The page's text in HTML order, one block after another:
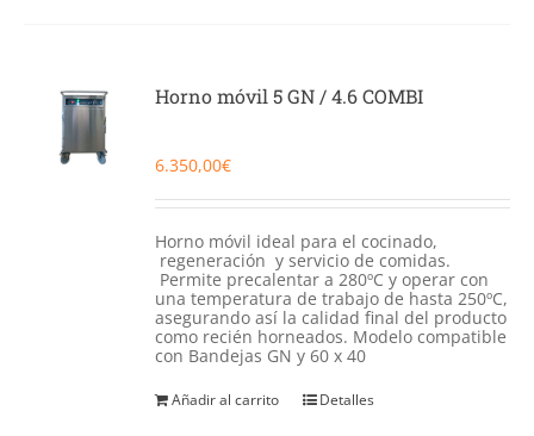
Horno móvil 5 GN / 4.6 COMBI
6.350,00€
Horno móvil ideal para el cocinado,
regeneración y servicio de comidas.
Permite precalentar a 280ºC y operar con
una temperatura de trabajo de hasta 250ºC,
asegurando así la calidad final del producto
como recién horneados. Modelo compatible
con Bandejas GN y 60 x 40
Añadir al carrito Detalles